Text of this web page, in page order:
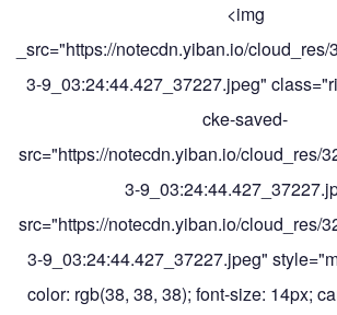
<img
_src="https://notecdn.yiban.io/
3-9_03:24:44.427_37227.jpeg"
cke-saved-
src="https://notecdn.yiban.io/cloud_res/
3-
src="https://notecdn.yiban.io/cloud_res/
3-9_03:24:44.427_37227.jpeg"
color: rgb(38, 38, 38); font-size: 14px;